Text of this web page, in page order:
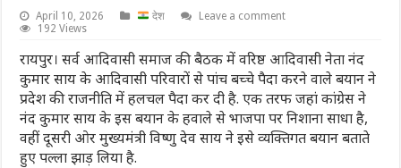
April 10, 2026 देश
Leave a comment
192 Views
रायपुर। सर्व आदिवासी समाज की बैठक में वरिष्ठ आदिवासी नेता नंद
कुमार साय के आदिवासी परिवारों से पांच बच्चे पैदा करने वाले बयान ने
प्रदेश की राजनीति में हलचल पैदा कर दी है. एक तरफ जहां कांग्रेस ने
नंद कुमार साय के इस बयान के हवाले से भाजपा पर निशाना साधा है,
वहीं दूसरी ओर मुख्यमंत्री विष्णु देव साय ने इसे व्यक्तिगत बयान बताते
हुए पल्ला झाड़ लिया है.